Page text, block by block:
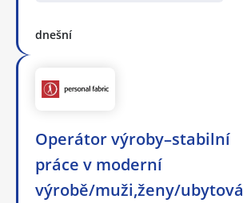
dnešní
Operátor výroby–stabilní
práce v moderní
výrobě/muži,ženy/